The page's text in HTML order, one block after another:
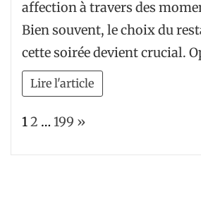
affection à travers des
Bien souvent, le choix du
cette soirée devient crucial.
Lire l'article
Page:
12 … 199 Next
»